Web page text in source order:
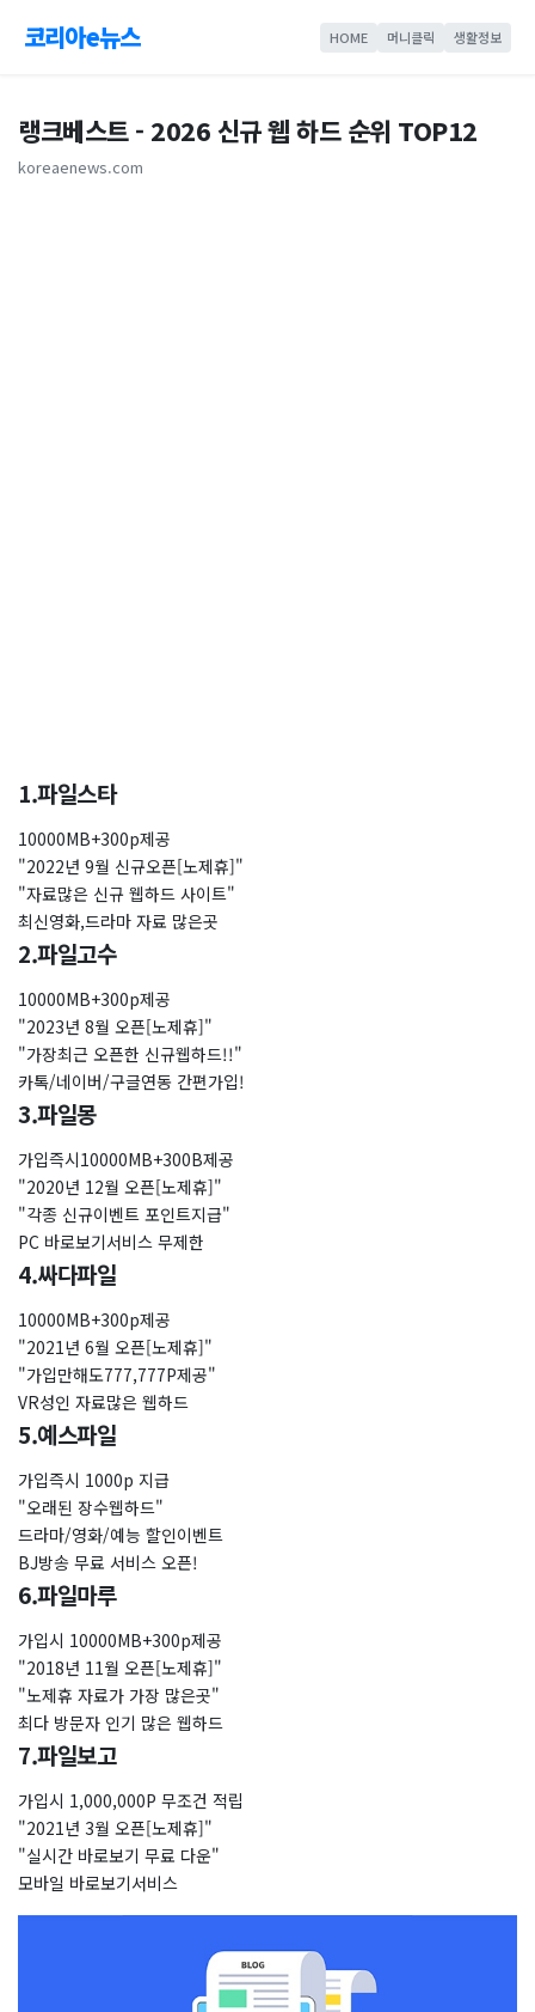
코리아e뉴스 HOME 머니클릭 생활정보
랭크베스트 - 2026 신규 웹 하드 순위 TOP12
koreaenews.com
1.파일스타
10000MB+300p제공
"2022년 9월 신규오픈[노제휴]"
"자료많은 신규 웹하드 사이트"
최신영화,드라마 자료 많은곳
2.파일고수
10000MB+300p제공
"2023년 8월 오픈[노제휴]"
"가장최근 오픈한 신규웹하드!!"
카톡/네이버/구글연동 간편가입!
3.파일몽
가입즉시10000MB+300B제공
"2020년 12월 오픈[노제휴]"
"각종 신규이벤트 포인트지급"
PC 바로보기서비스 무제한
4.싸다파일
10000MB+300p제공
"2021년 6월 오픈[노제휴]"
"가입만해도777,777P제공"
VR성인 자료많은 웹하드
5.예스파일
가입즉시 1000p 지급
"오래된 장수웹하드"
드라마/영화/예능 할인이벤트
BJ방송 무료 서비스 오픈!
6.파일마루
가입시 10000MB+300p제공
"2018년 11월 오픈[노제휴]"
"노제휴 자료가 가장 많은곳"
최다 방문자 인기 많은 웹하드
7.파일보고
가입시 1,000,000P 무조건 적립
"2021년 3월 오픈[노제휴]"
"실시간 바로보기 무료 다운"
모바일 바로보기서비스